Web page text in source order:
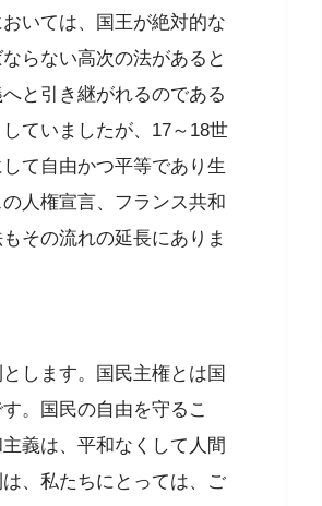
いては、国王が絶対的な
らない高次の法があると
と引き継がれるのである
ていましたが、17～18世
て自由かつ平等であり生
人権宣言、フランス共和
その流れの延長にありま
します。国民主権とは国
。国民の自由を守るこ
義は、平和なくして人間
、私たちにとっては、ご